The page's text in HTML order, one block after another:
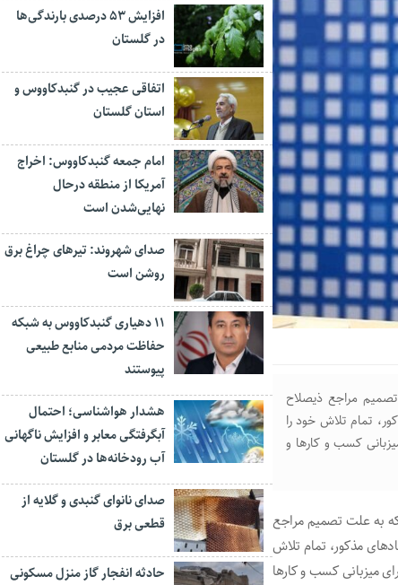
مراجع ذیصلاح
تمام تلاش خود را
کسب و کار‌ها و
به علت تصمیم مراجع
مذکور، تمام تلاش
میزبانی کسب و کار‌ها
افزایش ۵۳ درصدی بارندگی‌ها
در گلستان
اتفاقی عجیب در‌ گنبدکاووس و
استان گلستان
امام جمعه گنبدکاووس: اخراج
آمریکا از منطقه درحال
نهایی‌شدن است
صدای شهروند: تیرهای چراغ برق
روشن است
۱۱ دهیاری گنبدکاووس به شبکه
حفاظت مردمی منابع طبیعی
پیوستند
هشدار هواشناسی؛ احتمال
آبگرفتگی معابر و افزایش ناگهانی
آب رودخانه‌ها در گلستان
صدای نانوای گنبدی و گلایه از
قطعی برق
حادثه انفجار گاز منزل مسکونی